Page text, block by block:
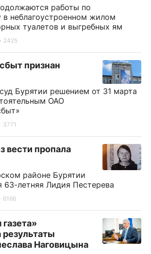
работы по
в неблагоустроенном жилом
туалетов и выгребных ям
2425
признан
Бурятии решением от 31 марта
ОАО
3771
вести пропала
районе Бурятии
63-летняя Лидия Пестерева
6166
результаты
Наговицына